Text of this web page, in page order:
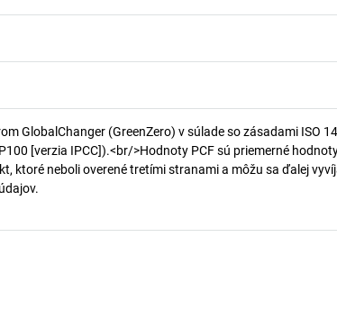
GlobalChanger (GreenZero) v súlade so zásadami ISO
[verzia IPCC]).<br/>Hodnoty PCF sú priemerné
ktoré neboli overené tretími stranami a môžu sa ďalej